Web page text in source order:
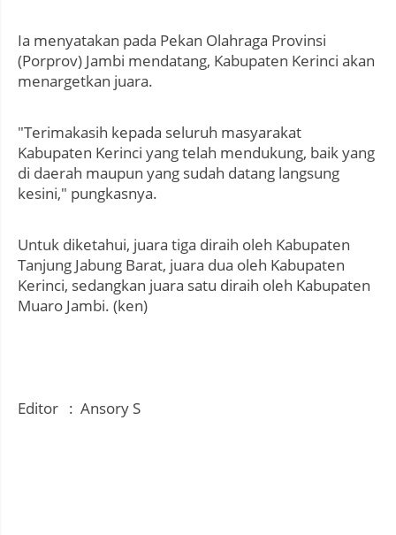
Ia menyatakan pada Pekan Olahraga Provinsi
(Porprov) Jambi mendatang, Kabupaten Kerinci akan
menargetkan juara.
"Terimakasih kepada seluruh masyarakat
Kabupaten Kerinci yang telah mendukung, baik yang
di daerah maupun yang sudah datang langsung
kesini," pungkasnya.
Untuk diketahui, juara tiga diraih oleh Kabupaten
Tanjung Jabung Barat, juara dua oleh Kabupaten
Kerinci, sedangkan juara satu diraih oleh Kabupaten
Muaro Jambi. (ken)
Editor : Ansory S